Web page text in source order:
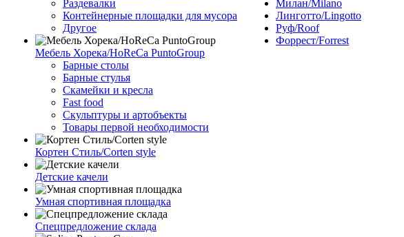
Раздевалки
Контейнерные площадки для мусора
Другое
Мебель Хорека/HoReCa PuntoGroup
Барные столы
Барные стулья
Скамейки и кресла
Fast food
Скульптуры и артобъекты
Товары первой необходимости
Кортен Стиль/Corten style
Детские качели
Умная спортивная площадка
Спецпредложение склада
Милан/Milano
Линготто/Lingotto
Руф/Roof
Форрест/Forrest